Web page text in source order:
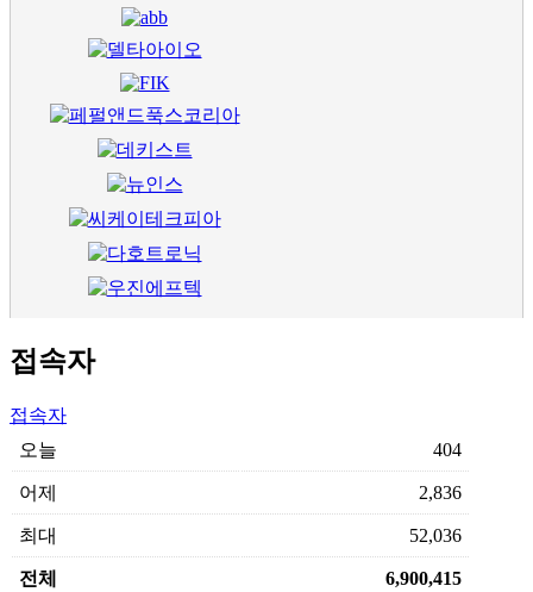
접속자
접속자
오늘
404
어제 2,836
최대 52,036
전체 6,900,415